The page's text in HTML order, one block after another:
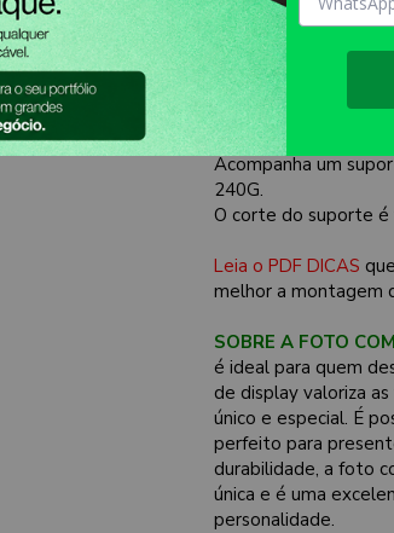
TAMANHO FINAL
TIPO DE IMPRESSÃO:
INFORMAÇÕES
Acompanha um
240G.
O corte do suporte é
Leia o PDF DICAS
melhor a montagem
SOBRE A FOTO
é ideal para quem
de display valoriza
único e especial. É
perfeito para
durabilidade, a foto
única e é uma
personalidade.